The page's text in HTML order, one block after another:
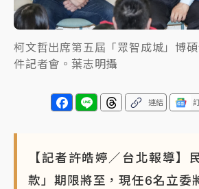
柯文哲出席第五屆「眾智成城」博
件記者會。葉志明攝
連結
【記者許皓婷／台北報導】
款」期限將至，現任6名立委